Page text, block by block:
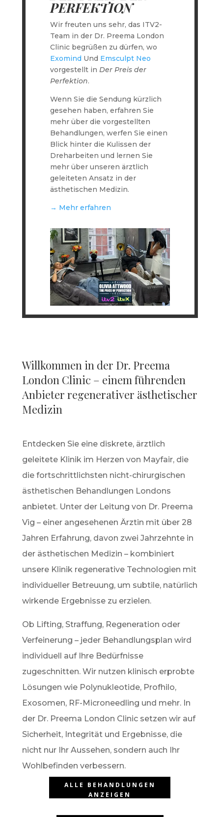
PERFEKTION
Wir freuten uns sehr, das ITV2-
Team in der Dr. Preema London
Clinic begrüßen zu dürfen, wo
ExomindUnd Emsculpt Neo
vorgestellt in Der Preis der
Perfektion.
Wenn Sie die Sendung kürzlich
gesehen haben, erfahren Sie
mehr über die vorgestellten
Behandlungen, werfen Sie einen
Blick hinter die Kulissen der
Dreharbeiten und lernen Sie
mehr über unseren ärztlich
geleiteten Ansatz in der
ästhetischen Medizin.
→ Mehr erfahren
Willkommen in der Dr. Preema
London Clinic – einem führenden
Anbieter regenerativer ästhetischer
Medizin
Entdecken Sie eine diskrete, ärztlich
geleitete Klinik im Herzen von Mayfair, die
die fortschrittlichsten nicht-chirurgischen
ästhetischen Behandlungen Londons
anbietet. Unter der Leitung von Dr. Preema
Vig – einer angesehenen Ärztin mit über 28
Jahren Erfahrung, davon zwei Jahrzehnte in
der ästhetischen Medizin – kombiniert
unsere Klinik regenerative Technologien mit
individueller Betreuung, um subtile, natürlich
wirkende Ergebnisse zu erzielen.
Ob Lifting, Straffung, Regeneration oder
Verfeinerung – jeder Behandlungsplan wird
individuell auf Ihre Bedürfnisse
zugeschnitten. Wir nutzen klinisch erprobte
Lösungen wie Polynukleotide, Profhilo,
Exosomen, RF-Microneedling und mehr. In
der Dr. Preema London Clinic setzen wir auf
Sicherheit, Integrität und Ergebnisse, die
nicht nur Ihr Aussehen, sondern auch Ihr
Wohlbefinden verbessern.
ALLE BEHANDLUNGEN
ANZEIGEN